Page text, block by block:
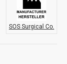
SOS Surgical Co.